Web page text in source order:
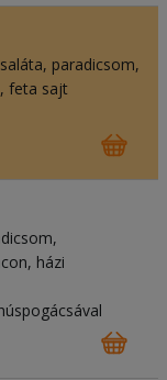
paradicsom,
feta sajt
házi